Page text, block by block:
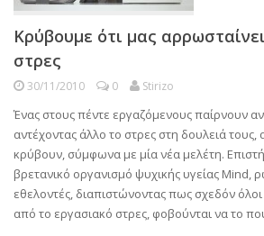
Κρύβουμε ότι μας
στρες
30/11/2010 0 Stirizo
Ένας στους πέντε εργαζόμενους παίρνουν
αντέχοντας άλλο το στρες στη δουλειά τους,
κρύβουν, σύμφωνα με μία νέα μελέτη.
βρετανικό οργανισμό ψυχικής υγείας Mind,
εθελοντές, διαπιστώνοντας πως σχεδόν όλοι
από το εργασιακό στρες, φοβούνται να το